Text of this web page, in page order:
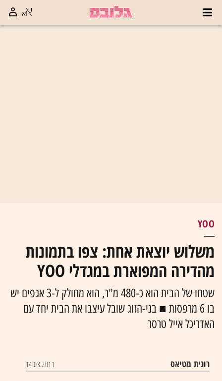
YOO
משלוש יוצאת אחת: צפו בתמונות
מהדירה המפוארת במגדלי YOO
שטחו של הבית הוא כ-480 מ"ר, הוא מחולק ל-3 אגפים יש
בו 6 מרפסות ■ בני-הזוג שובל עיצבו את הבית יחד עם
האדריכל אייל טרסר
רונית מטיאס 14.03.2011